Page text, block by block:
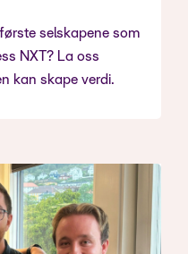
selskapene som
NXT? La oss
kan skape verdi.